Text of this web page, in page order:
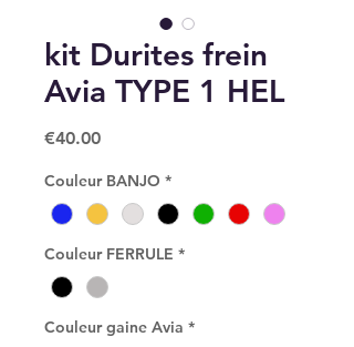
kit Durites frein
Avia TYPE 1 HEL
€40.00Price
Couleur BANJO *
Couleur FERRULE *
Couleur gaine Avia *